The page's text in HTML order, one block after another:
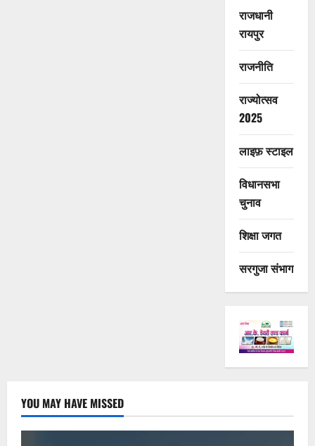
राजधानी
रायपुर
राजनीति
राज्योत्सव
2025
लाइफ़ स्टाइल
विधानसभा
चुनाव
शिक्षा जगत
सरगुजा संभाग
YOU MAY HAVE MISSED